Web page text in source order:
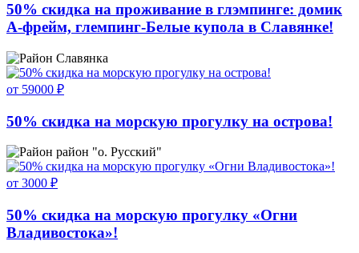
50% скидка на проживание в глэмпинге: домик
А-фрейм, глемпинг-Белые купола в Славянке!
Славянка
от 59000 ₽
50% скидка на морскую прогулку на острова!
район "о. Русский"
от 3000 ₽
50% скидка на морскую прогулку «Огни
Владивостока»!